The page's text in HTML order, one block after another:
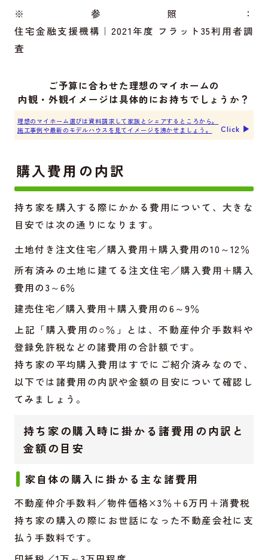
※参照：
住宅金融支援機構｜2021年度 フラット35利用者調
査
ご予算に合わせた理想のマイホームの
内観・外観イメージは具体的にお持ちでしょうか？
理想のマイホーム選びは資料請求して家族とシェアするところから。
施工事例や最新のモデルハウスを見てイメージを沸かせましょう。
Click ▶︎
購入費用の内訳
持ち家を購入する際にかかる費用について、大きな
目安では次の通りになります。
土地付き注文住宅／購入費用＋購入費用の10～12％
所有済みの土地に建てる注文住宅／購入費用＋購入
費用の3～6％
建売住宅／購入費用＋購入費用の6～9％
上記「購入費用の○％」とは、不動産仲介手数料や
登録免許税などの諸費用の合計額です。
持ち家の平均購入費用はすでにご紹介済みなので、
以下では諸費用の内訳や金額の目安について確認し
てみましょう。
持ち家の購入時に掛かる諸費用の内訳と
金額の目安
家自体の購入に掛かる主な諸費用
不動産仲介手数料／物件価格×3％＋6万円＋消費税
持ち家の購入の際にお世話になった不動産会社に支
払う手数料です。